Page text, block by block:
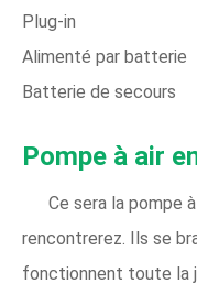
Plug-in
Alimenté par batterie
Batterie de secours
Pompe à air
Ce sera la pompe
rencontrerez. Ils se
fonctionnent toute la